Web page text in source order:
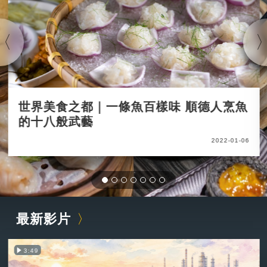
世界美食之都｜一條魚百樣味 順德人烹魚
的十八般武藝
2022-01-06
最新影片
3:49